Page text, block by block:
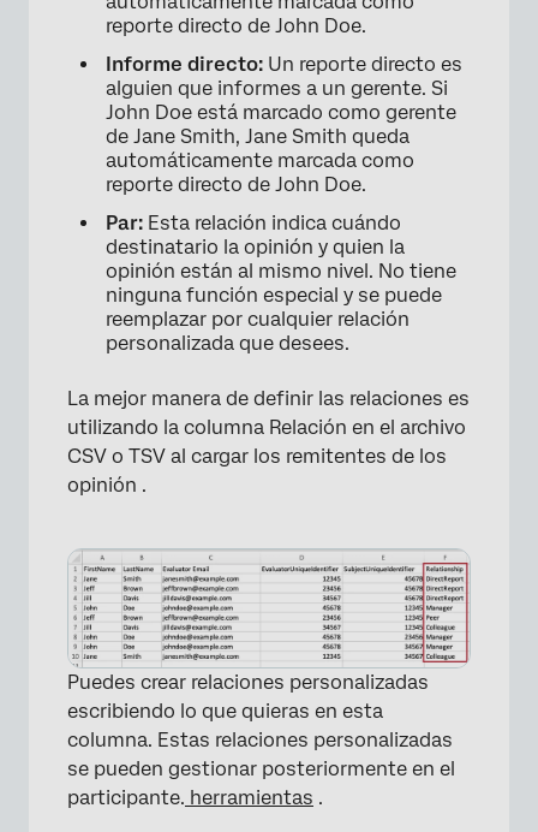
reporte directo de John Doe.
Informe directo: Un reporte directo es
alguien que informes a un gerente. Si
John Doe está marcado como gerente
de Jane Smith, Jane Smith queda
automáticamente marcada como
reporte directo de John Doe.
Par: Esta relación indica cuándo
destinatario la opinión y quien la
opinión están al mismo nivel. No tiene
ninguna función especial y se puede
reemplazar por cualquier relación
personalizada que desees.
La mejor manera de definir las relaciones es
utilizando la columna Relación en el archivo
CSV o TSV al cargar los remitentes de los
opinión .
Puedes crear relaciones personalizadas
escribiendo lo que quieras en esta
columna. Estas relaciones personalizadas
se pueden gestionar posteriormente en el
participante. herramientas .